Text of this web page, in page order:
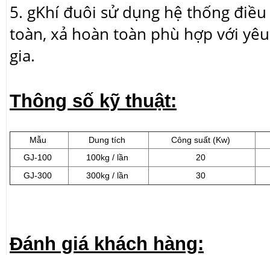
5. gKhí đuôi sử dụng hệ thống
toàn, xả hoàn toàn phù hợp với
gia.
Thông số kỹ thuật:
Mẫu Dung tích
Công suất (Kw)
GJ-100
100kg / lần
20
GJ-300
300kg / lần 30
Đánh giá khách hàng: